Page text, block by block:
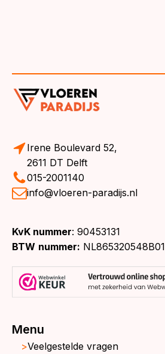
Irene Boulevard 52,
2611 DT Delft
015-2001140
info@vloeren-paradijs.nl
KvK nummer: 90453131
BTW nummer: NL865320548B01
Menu
Veelgestelde vragen